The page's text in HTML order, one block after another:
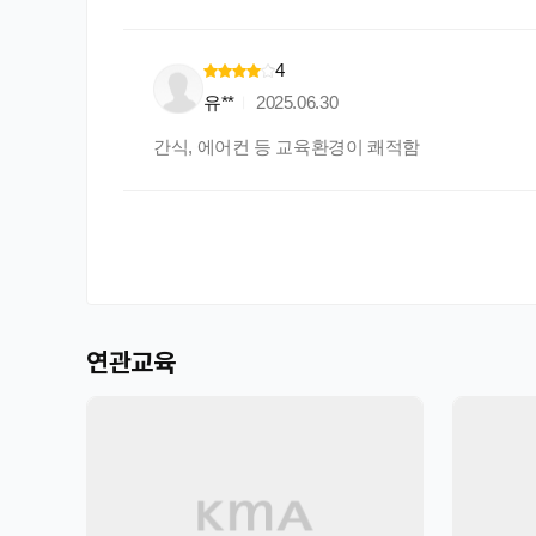
4
유**
2025.06.30
간식, 에어컨 등 교육환경이 쾌적함
연관교육